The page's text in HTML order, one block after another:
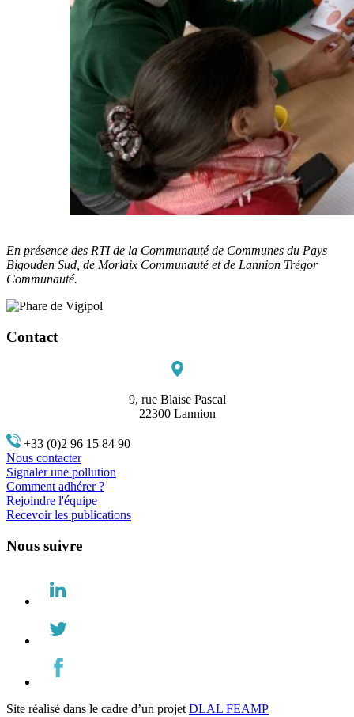
En présence des RTI de la Communauté de Communes du Pays
Bigouden Sud, de Morlaix Communauté et de Lannion Trégor
Communauté.
Contact
9, rue Blaise Pascal
22300 Lannion
+33 (0)2 96 15 84 90
Nous contacter
Signaler une pollution
Comment adhérer ?
Rejoindre l'équipe
Recevoir les publications
Nous suivre
Site réalisé dans le cadre d’un projet DLAL FEAMP